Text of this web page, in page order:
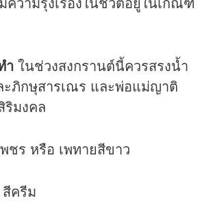
ำ ในช่วงสงกรานต์นี้ควรสรงน้ำ
ภิกษุสารเณร และพ่อแม่ญาติ
ริมงคล
พชร หรือ เพทายสีขาว
ครีม